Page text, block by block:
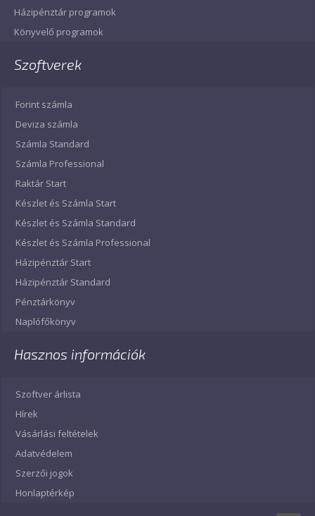
Házipénztár programok
Könyvelő programok
Szoftverek
Forint számla
Deviza számla
Számla Standard
Számla Professional
Raktár Start
Készlet és Számla Start
Készlet és Számla Standard
Készlet és Számla Professional
Házipénztár Start
Házipénztár Standard
Pénztárkönyv
Naplófőkönyv
Hasznos információk
Szoftver árlista
Hírek
Vásárlási feltételek
Adatvédelem
Szerzői jogok
Honlaptérkép